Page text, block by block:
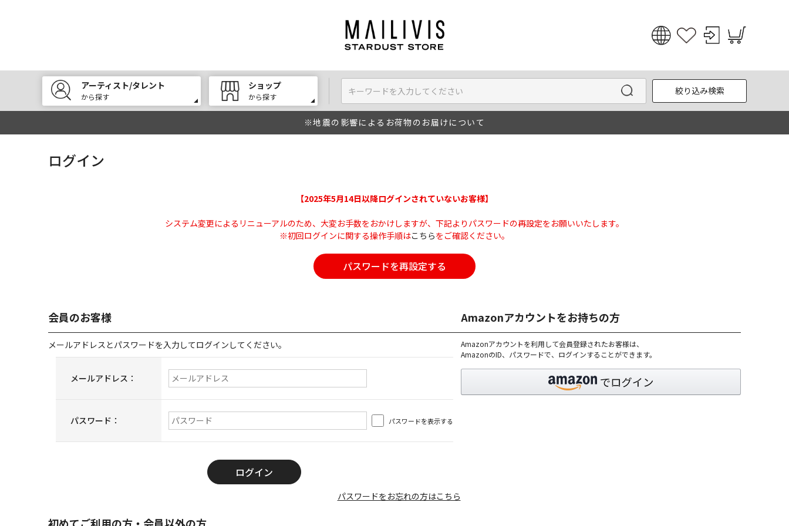
English
한국어
アーティスト/タレント
から探す
ショップ
から探す
絞り込み検索
※地震の影響によるお荷物のお届けについて
ログイン
【2025年5月14日以降ログインされていないお客様】
システム変更によるリニューアルのため、大変お手数をおかけしますが、下記よりパスワードの再設定をお願いいたします。
※初回ログインに関する操作手順はこちらをご確認ください。
パスワードを再設定する
会員のお客様
メールアドレスとパスワードを入力してログインしてください。
メールアドレス：
パスワード： パスワードを表示する
パスワードをお忘れの方はこちら
Amazonアカウントをお持ちの方
Amazonアカウントを利用して会員登録されたお客様は、
AmazonのID、パスワードで、ログインすることができます。